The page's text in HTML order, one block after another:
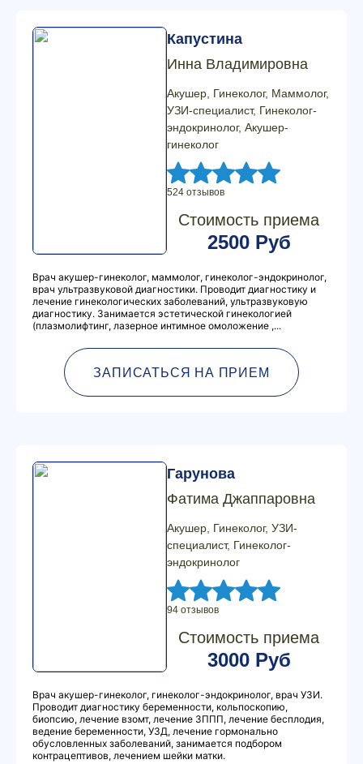
Капустина
Инна Владимировна
Акушер, Гинеколог, Маммолог,
УЗИ-специалист, Гинеколог-
эндокринолог, Акушер-
гинеколог
524 отзывов
Стоимость приема
2500 Руб
Врач акушер-гинеколог, маммолог, гинеколог-эндокринолог,
врач ультразвуковой диагностики. Проводит диагностику и
лечение гинекологических заболеваний, ультразвуковую
диагностику. Занимается эстетической гинекологией
(плазмолифтинг, лазерное интимное омоложение ,...
ЗАПИСАТЬСЯ НА ПРИЕМ
Гарунова
Фатима Джаппаровна
Акушер, Гинеколог, УЗИ-
специалист, Гинеколог-
эндокринолог
94 отзывов
Стоимость приема
3000 Руб
Врач акушер-гинеколог, гинеколог-эндокринолог, врач УЗИ.
Проводит диагностику беременности, кольпоскопию,
биопсию, лечение взомт, лечение ЗППП, лечение бесплодия,
ведение беременности, УЗД, лечение гормонально
обусловленных заболеваний, занимается подбором
контрацептивов, лечением шейки матки.